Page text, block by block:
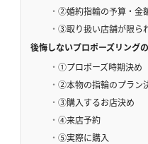
②婚約指輪の予算・金
③取り扱い店舗が限ら
後悔しないプロポーズリング
①プロポーズ時期決め
②本物の指輪のプラン
③購入するお店決め
④来店予約
⑤実際に購入